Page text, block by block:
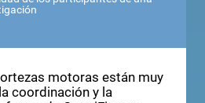
motoras están muy
coordinación y la